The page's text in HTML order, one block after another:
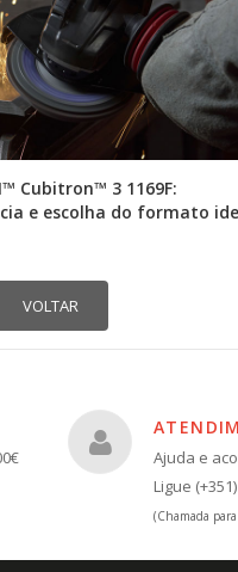
Cubitron™ 3 1169F:
e escolha do formato
Ajuda e
Ligue
(Chamada